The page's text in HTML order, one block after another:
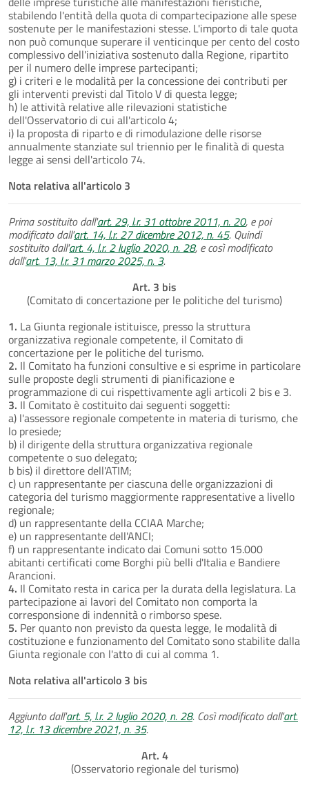
stabilendo l'entità della quota di compartecipazione alle spese
sostenute per le manifestazioni stesse. L'importo di tale quota
non può comunque superare il venticinque per cento del costo
complessivo dell'iniziativa sostenuto dalla Regione, ripartito
per il numero delle imprese partecipanti;
g) i criteri e le modalità per la concessione dei contributi per
gli interventi previsti dal Titolo V di questa legge;
h) le attività relative alle rilevazioni statistiche
dell'Osservatorio di cui all'articolo 4;
i) la proposta di riparto e di rimodulazione delle risorse
annualmente stanziate sul triennio per le finalità di questa
legge ai sensi dell'articolo 74.
Nota relativa all'articolo 3
Prima sostituito dall'art. 29, l.r. 31 ottobre 2011, n. 20, e poi
modificato dall'art. 14, l.r. 27 dicembre 2012, n. 45. Quindi
sostituito dall'art. 4, l.r. 2 luglio 2020, n. 28, e così modificato
dall'art. 13, l.r. 31 marzo 2025, n. 3.
Art. 3 bis
(Comitato di concertazione per le politiche del turismo)
1. La Giunta regionale istituisce, presso la struttura
organizzativa regionale competente, il Comitato di
concertazione per le politiche del turismo.
2. Il Comitato ha funzioni consultive e si esprime in particolare
sulle proposte degli strumenti di pianificazione e
programmazione di cui rispettivamente agli articoli 2 bis e 3.
3. Il Comitato è costituito dai seguenti soggetti:
a) l'assessore regionale competente in materia di turismo, che
lo presiede;
b) il dirigente della struttura organizzativa regionale
competente o suo delegato;
b bis) il direttore dell'ATIM;
c) un rappresentante per ciascuna delle organizzazioni di
categoria del turismo maggiormente rappresentative a livello
regionale;
d) un rappresentante della CCIAA Marche;
e) un rappresentante dell'ANCI;
f) un rappresentante indicato dai Comuni sotto 15.000
abitanti certificati come Borghi più belli d'Italia e Bandiere
Arancioni.
4. Il Comitato resta in carica per la durata della legislatura. La
partecipazione ai lavori del Comitato non comporta la
corresponsione di indennità o rimborso spese.
5. Per quanto non previsto da questa legge, le modalità di
costituzione e funzionamento del Comitato sono stabilite dalla
Giunta regionale con l'atto di cui al comma 1.
Nota relativa all'articolo 3 bis
Aggiunto dall'art. 5, l.r. 2 luglio 2020, n. 28. Così modificato dall'art.
12, l.r. 13 dicembre 2021, n. 35.
Art. 4
(Osservatorio regionale del turismo)